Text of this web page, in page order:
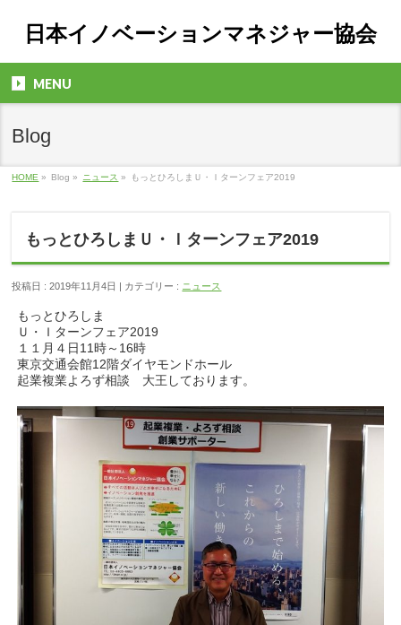
日本イノベーションマネジャー協会
MENU
Blog
HOME » Blog » ニュース » もっとひろしまＵ・Ｉターンフェア2019
もっとひろしまＵ・Ｉターンフェア2019
投稿日 : 2019年11月4日 | カテゴリー : ニュース
もっとひろしま
Ｕ・Ｉターンフェア2019
１１月４日11時～16時
東京交通会館12階ダイヤモンドホール
起業複業よろず相談 大王しております。